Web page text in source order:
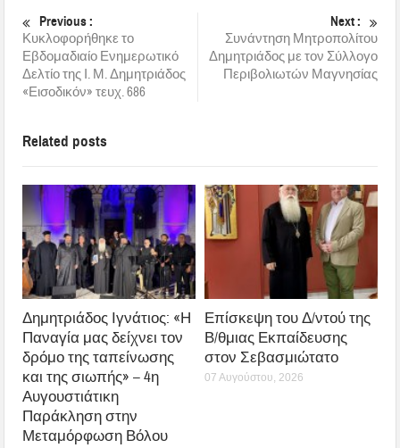
Previous :
Κυκλοφορήθηκε το
Εβδομαδιαίο Ενημερωτικό
Δελτίο της Ι. Μ. Δημητριάδος
«Εισοδικόν» τευχ. 686
Next :
Συνάντηση Μητροπολίτου
Δημητριάδος με τον Σύλλογο
Περιβολιωτών Μαγνησίας
Related posts
Δημητριάδος Ιγνάτιος: «Η
Παναγία μας δείχνει τον
δρόμο της ταπείνωσης
και της σιωπής» – 4η
Αυγουστιάτικη
Παράκληση στην
Μεταμόρφωση Βόλου
Επίσκεψη του Δ/ντού της
Β/θμιας Εκπαίδευσης
στον Σεβασμιώτατο
07 Αυγούστου, 2026